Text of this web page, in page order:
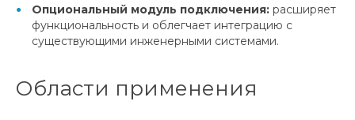
Опциональный модуль подключения: расширяет
функциональность и облегчает интеграцию с
существующими инженерными системами.
Области применения